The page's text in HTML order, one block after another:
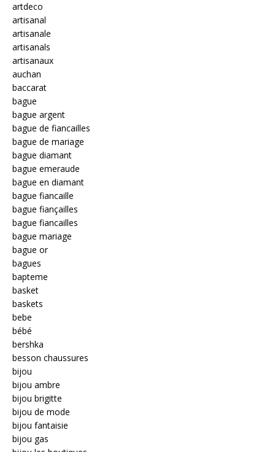
artdeco
artisanal
artisanale
artisanals
artisanaux
auchan
baccarat
bague
bague argent
bague de fiancailles
bague de mariage
bague diamant
bague emeraude
bague en diamant
bague fiancaille
bague fiançailles
bague fiancailles
bague mariage
bague or
bagues
bapteme
basket
baskets
bebe
bébé
bershka
besson chaussures
bijou
bijou ambre
bijou brigitte
bijou de mode
bijou fantaisie
bijou gas